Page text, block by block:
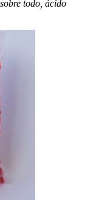
todo, ácido